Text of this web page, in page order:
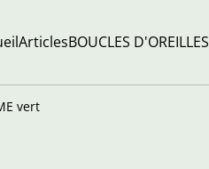
ArticlesBOUCLES D'OREILLES
vert